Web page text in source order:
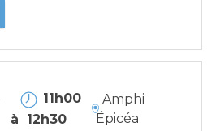
11h00
à 12h30
Amphi
Épicéa